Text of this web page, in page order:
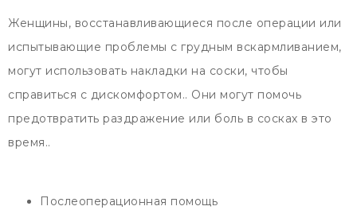
Женщины, восстанавливающиеся после операции или
испытывающие проблемы с грудным вскармливанием,
могут использовать накладки на соски, чтобы
справиться с дискомфортом.. Они могут помочь
предотвратить раздражение или боль в сосках в это
время..
Послеоперационная помощь